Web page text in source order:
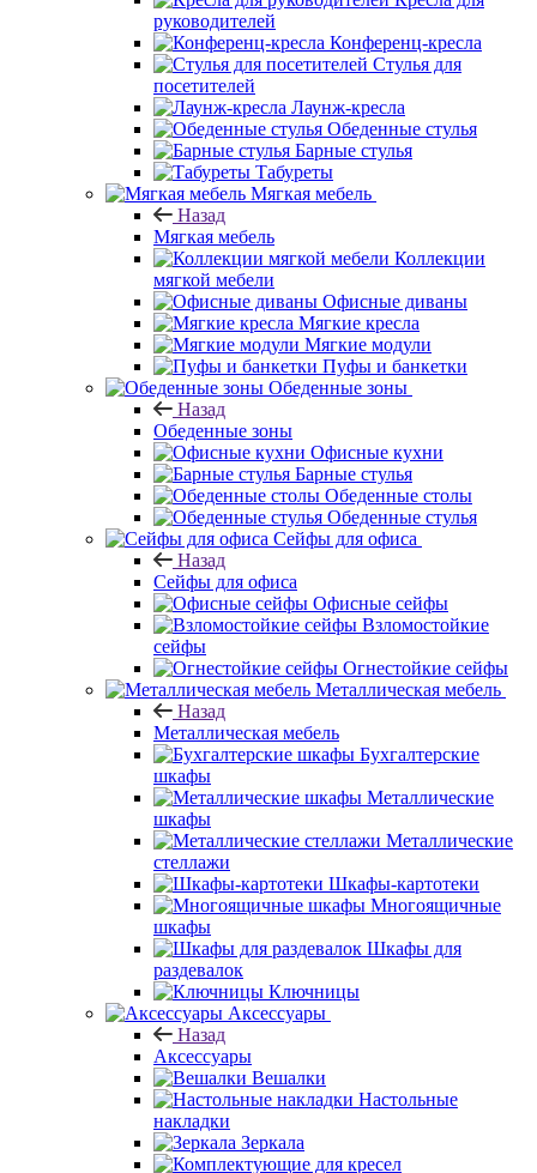
руководителей
Конференц-кресла
Стулья для
посетителей
Лаунж-кресла
Обеденные стулья
Барные стулья
Табуреты
Мягкая мебель
Назад
Мягкая мебель
Коллекции
мягкой мебели
Офисные диваны
Мягкие кресла
Мягкие модули
Пуфы и банкетки
Обеденные зоны
Назад
Обеденные зоны
Офисные кухни
Барные стулья
Обеденные столы
Обеденные стулья
Сейфы для офиса
Назад
Сейфы для офиса
Офисные сейфы
Взломостойкие
сейфы
Огнестойкие сейфы
Металлическая мебель
Назад
Металлическая мебель
Бухгалтерские
шкафы
Металлические
шкафы
Металлические
стеллажи
Шкафы-картотеки
Многоящичные
шкафы
Шкафы для
раздевалок
Ключницы
Аксессуары
Назад
Аксессуары
Вешалки
Настольные
накладки
Зеркала